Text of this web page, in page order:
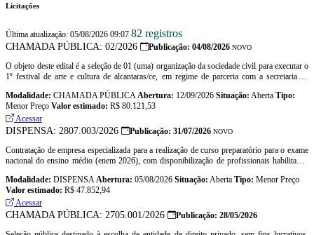
Licitações
Última atualização: 05/08/2026 09:07 82 registros
CHAMADA PÚBLICA: 02/2026 Publicação: 04/08/2026 NOVO
O objeto deste edital é a seleção de 01 (uma) organização da sociedade civil para executar o
1º festival de arte e cultura de alcantaras/ce, em regime de parceria com a secretaria de
colaboração (anexo i ).
Modalidade: CHAMADA PÚBLICA Abertura: 12/09/2026 Situação: Aberta Tipo:
Menor Preço Valor estimado: R$ 80.121,53
Acessar
DISPENSA: 2807.003/2026 Publicação: 31/07/2026 NOVO
Contratação de empresa especializada para a realização de curso preparatório para o exame
nacional do ensino médio (enem 2026), com disponibilização de profissionais habilitados
enem, bem como docentes especializados nas demais áreas do conhecimento avaliadas pelo
exame, incluindo o fornecimento de material de apoio pedagógico, camisetas personalizadas
e brindes destinados aos alunos participantes do projeto
Modalidade: DISPENSA Abertura: 05/08/2026 Situação: Aberta Tipo: Menor Preço
Valor estimado: R$ 47.852,94
Acessar
CHAMADA PÚBLICA: 2705.001/2026
Publicação: 28/05/2026